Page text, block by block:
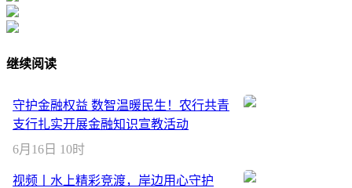
继续阅读
守护金融权益 数智温暖民生！农行共青
支行扎实开展金融知识宣教活动
6月16日 10时
视频丨水上精彩竞渡，岸边用心守护